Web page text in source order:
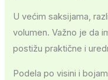
U većim saksijama,
volumen. Važno je da
postižu praktične i
Podela po visini i